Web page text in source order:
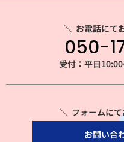
＼ お電話にて
050-
受付：平日
＼ フォームに
お問い合